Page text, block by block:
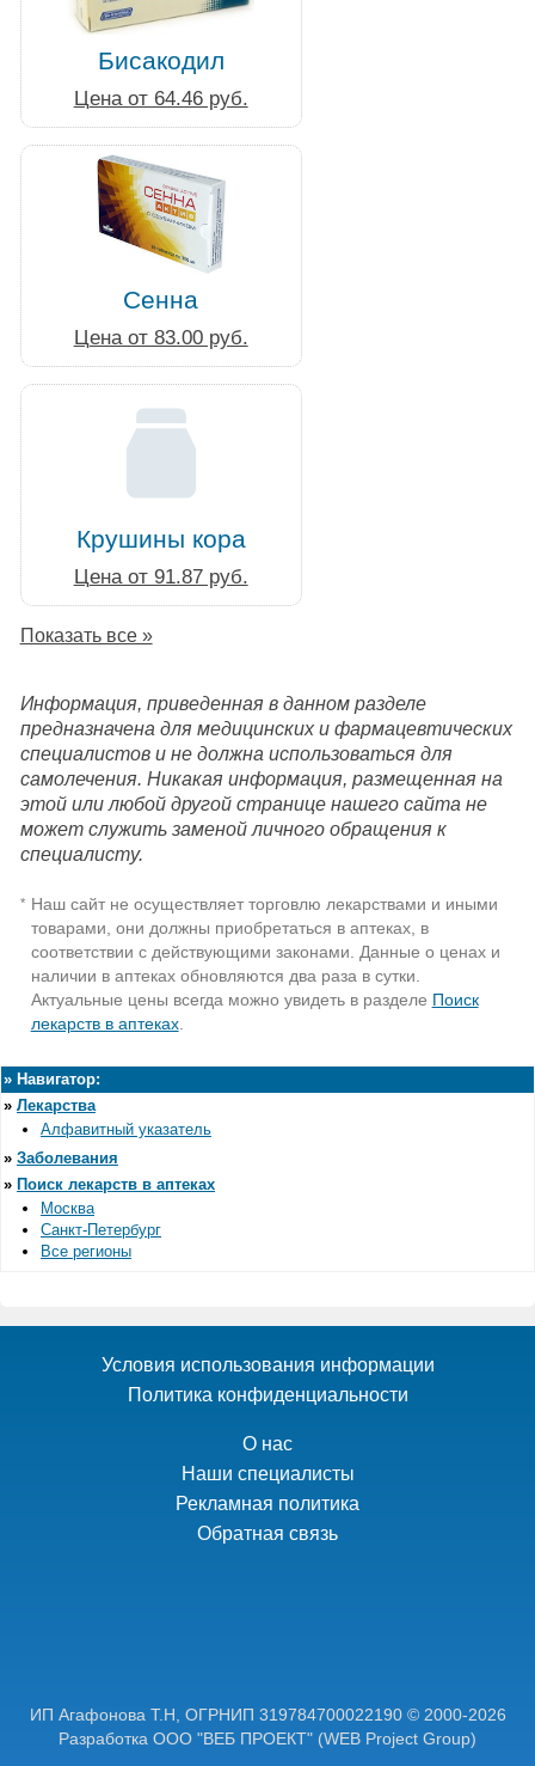
Бисакодил
Цена от 64.46 руб.
Сенна
Цена от 83.00 руб.
Крушины кора
Цена от 91.87 руб.
Показать все »
Информация, приведенная в данном разделе
предназначена для медицинских и фармацевтических
специалистов и не должна использоваться для
самолечения. Никакая информация, размещенная на
этой или любой другой странице нашего сайта не
может служить заменой личного обращения к
специалисту.
* Наш сайт не осуществляет торговлю лекарствами и иными
товарами, они должны приобретаться в аптеках, в
соответствии с действующими законами. Данные о ценах и
наличии в аптеках обновляются два раза в сутки.
Актуальные цены всегда можно увидеть в разделе Поиск
лекарств в аптеках.
» Навигатор:
» Лекарства
Алфавитный указатель
» Заболевания
» Поиск лекарств в аптеках
Москва
Санкт-Петербург
Все регионы
Условия использования информации
Политика конфиденциальности
О нас
Наши специалисты
Рекламная политика
Обратная связь
ИП Агафонова Т.Н, ОГРНИП 319784700022190 © 2000-2026
Разработка ООО "ВЕБ ПРОЕКТ" (WEB Project Group)